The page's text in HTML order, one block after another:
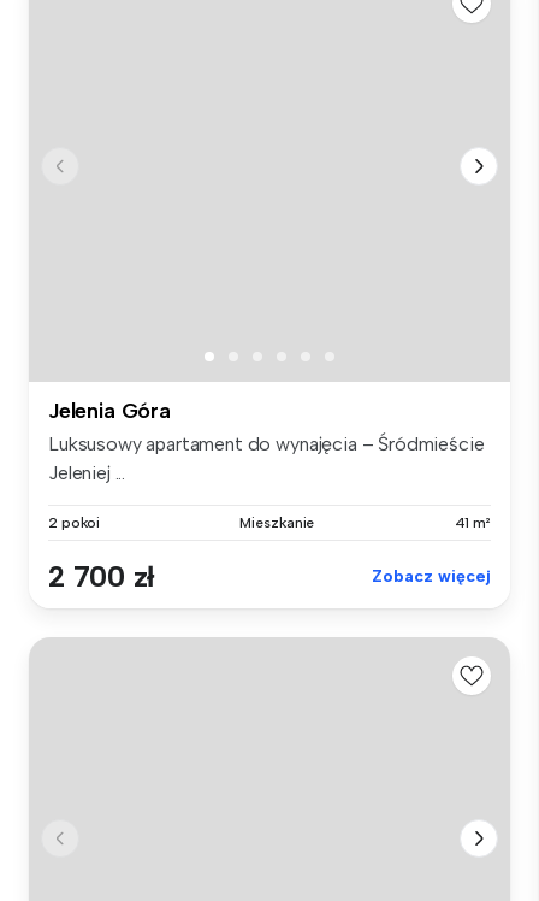
Jelenia Góra
Luksusowy apartament do wynajęcia – Śródmieście
Jeleniej ...
2 pokoi Mieszkanie 41 m²
2 700 zł Zobacz więcej